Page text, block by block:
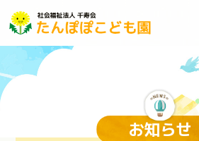
お知らせ